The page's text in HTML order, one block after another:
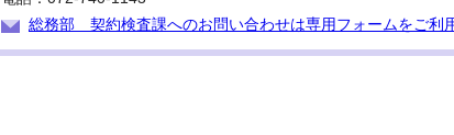
総務部 契約検査課へのお問い合わせは専用フォームをご利